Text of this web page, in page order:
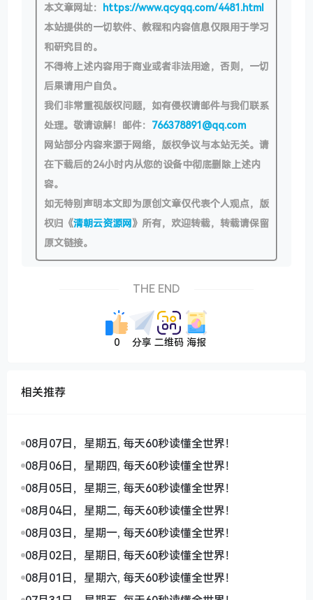
本文章网址： https://www.qcyqq.com/4481.html
本站提供的一切软件、教程和内容信息仅限用于学习
和研究目的。
不得将上述内容用于商业或者非法用途，否则，一切
后果请用户自负。
我们非常重视版权问题，如有侵权请邮件与我们联系
处理。敬请谅解！邮件： 766378891@qq.com
网站部分内容来源于网络，版权争议与本站无关。请
在下载后的24小时内从您的设备中彻底删除上述内
容。
如无特别声明本文即为原创文章仅代表个人观点，版
权归《清朝云资源网》所有，欢迎转载，转载请保留
原文链接。
THE END
0 分享 二维码 海报
相关推荐
08月07日，星期五, 每天60秒读懂全世界！
08月06日，星期四, 每天60秒读懂全世界！
08月05日，星期三, 每天60秒读懂全世界！
08月04日，星期二, 每天60秒读懂全世界！
08月03日，星期一, 每天60秒读懂全世界！
08月02日，星期日, 每天60秒读懂全世界！
08月01日，星期六, 每天60秒读懂全世界！